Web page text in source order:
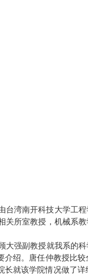
台湾南开科技大学工
关所室教授，机械系
大强副教授就我系的
绍。 唐任仲教授比较
就该学院情况做了详